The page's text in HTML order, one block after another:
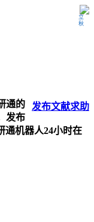
立秋
发布文献求助
通的
发布
通机器人24小时在